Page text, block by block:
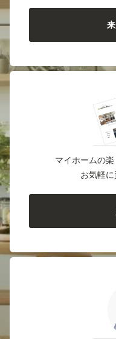
マイホームの楽
お気軽に